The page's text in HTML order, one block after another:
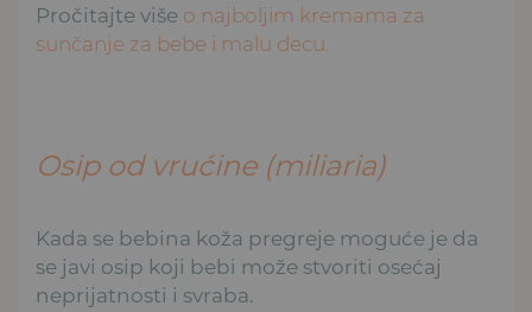
Pročitajte više o najboljim kremama za
sunčanje za bebe i malu decu.
Osip od vrućine (miliaria)
Kada se bebina koža pregreje moguće je da
se javi osip koji bebi može stvoriti osećaj
neprijatnosti i svraba.